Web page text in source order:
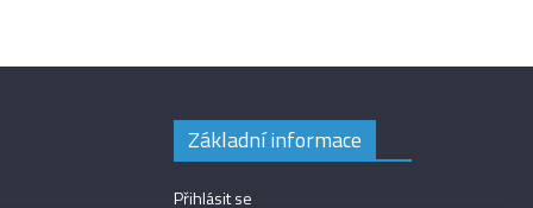
Základní informace
Přihlásit se